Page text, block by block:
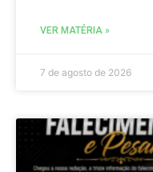
VER MATÉRIA »
7 de agosto de 2026